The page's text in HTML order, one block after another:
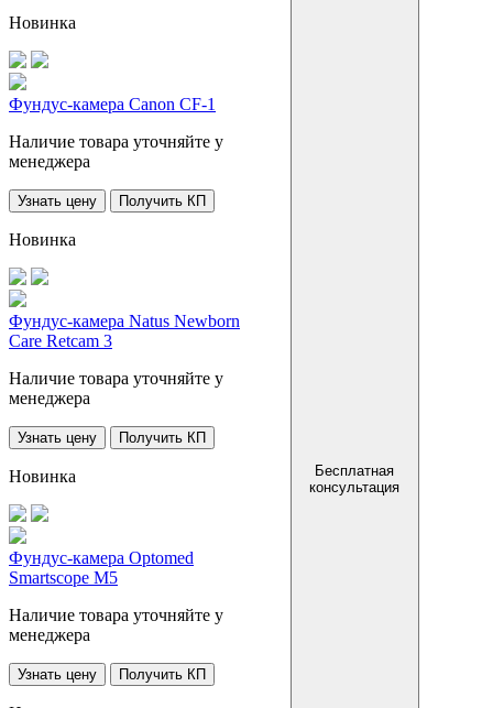
Новинка
Фундус-камера Canon CF-1
Наличие товара уточняйте у
менеджера
Узнать цену Получить КП
Новинка
Фундус-камера Natus Newborn
Care Retcam 3
Наличие товара уточняйте у
менеджера
Узнать цену Получить КП
Новинка
Фундус-камера Optomed
Smartscope M5
Наличие товара уточняйте у
менеджера
Узнать цену Получить КП
Бесплатная
консультация